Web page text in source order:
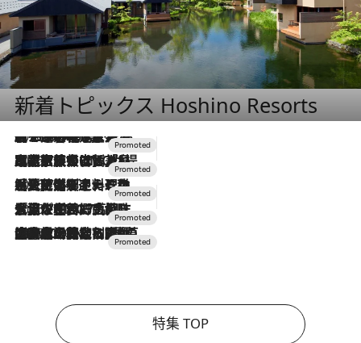
新着トピックス Hoshino Resorts
2026.8.7
【トンボの足水浴】ヒノキの香りに包まれて涼感マックス！約13℃の湧水かけ流しを避暑地「星野温泉 トンボの湯」で体験
2026.7.31
【ホテル帰省】という選択肢をOMOが提案。家族とほどよい距離を保つには「昼は実家、夜は気兼ねなくホテルで！」
2026.7.24
【夏限定ディナーコース】旬を迎える稚鮎や花ズッキーニなどをイタリア・トスカーナの郷土料理の手法で満喫！
2026.7.17
「土佐和ハーブかき氷」がOMO7高知に登場！生姜、山椒、大葉など目にも舌にも涼を呼ぶ郷土の味
2026.7.10
NEW OPEN！【界 草津】名湯の地に誕生。趣の異なる2種の温泉と上州ならではの会席・蕎麦割烹など美食を味わう究極の癒やし旅
特集 TOP